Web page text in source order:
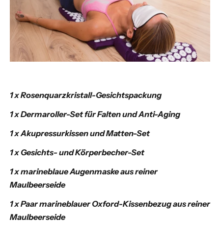
1 x Rosenquarzkristall-Gesichtspackung
1 x Dermaroller-Set für Falten und Anti-Aging
1 x Akupressurkissen und Matten-Set
1 x Gesichts- und Körperbecher-Set
1 x marineblaue Augenmaske aus reiner
Maulbeerseide
1 x Paar marineblauer Oxford-Kissenbezug aus reiner
Maulbeerseide